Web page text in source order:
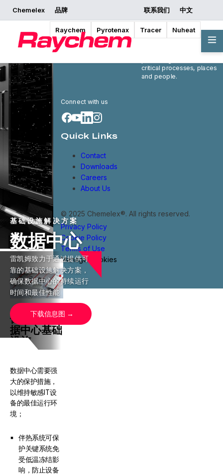
Chemelex 品牌
Raychem Pyrotenax Tracer Nuheat
联系我们 中文
基础设施解决方案
数据中心
雷凯姆致力于通过提供可
靠的基础设施解决方案，
确保数据中心的持续运行
时间和最佳性能
下载信息图
保护您的数
据中心基础
设施
数据中心需要强
大的保护措施，
以维持敏感IT设
备的最佳运行环
境；
伴热系统可保
护关键系统免
受低温冻结影
响，防止设备
leader in electric thermal
and sensing solutions,
critical processes, places
and people.
Connect with us
Quick Links
Contact
Downloads
Careers
About Us
© 2025 Chemelex®. All rights reserved.
Privacy Policy
Cookie Policy
Terms of Use
Manage Cookies